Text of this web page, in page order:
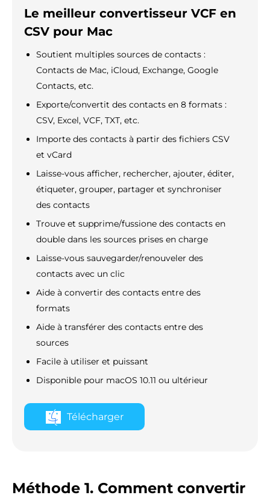
Le meilleur convertisseur VCF en
CSV pour Mac
Soutient multiples sources de contacts :
Contacts de Mac, iCloud, Exchange, Google
Contacts, etc.
Exporte/convertit des contacts en 8 formats :
CSV, Excel, VCF, TXT, etc.
Importe des contacts à partir des fichiers CSV
et vCard
Laisse-vous afficher, rechercher, ajouter, éditer,
étiqueter, grouper, partager et synchroniser
des contacts
Trouve et supprime/fussione des contacts en
double dans les sources prises en charge
Laisse-vous sauvegarder/renouveler des
contacts avec un clic
Aide à convertir des contacts entre des
formats
Aide à transférer des contacts entre des
sources
Facile à utiliser et puissant
Disponible pour macOS 10.11 ou ultérieur
Télécharger
Méthode 1. Comment convertir